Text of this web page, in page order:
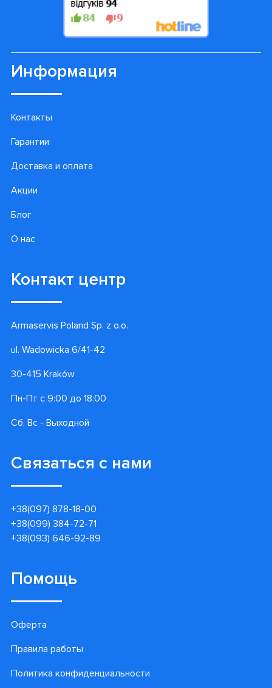
Информация
Контакты
Гарантии
Доставка и оплата
Акции
Блог
О нас
Контакт центр
Armaservis Poland Sp. z o.o.
ul. Wadowicka 6/41-42
30-415 Kraków
Пн-Пт с 9:00 до 18:00
Сб, Вс - Выходной
Связаться с нами
+38(097) 878-18-00
+38(099) 384-72-71
+38(093) 646-92-89
Помощь
Оферта
Правила работы
Политика конфиденциальности